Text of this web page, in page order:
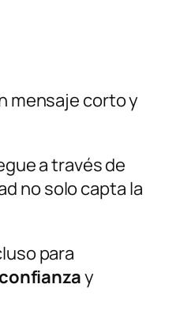
mensaje corto y
a través de
no solo capta la
para
confianzay